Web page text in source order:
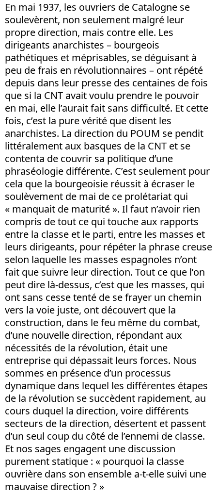
En mai 1937, les ouvriers de Catalogne se
soulevèrent, non seulement malgré leur
propre direction, mais contre elle. Les
dirigeants anarchistes – bourgeois
pathétiques et méprisables, se déguisant à
peu de frais en révolutionnaires – ont répété
depuis dans leur presse des centaines de fois
que si la CNT avait voulu prendre le pouvoir
en mai, elle l’aurait fait sans difficulté. Et cette
fois, c’est la pure vérité que disent les
anarchistes. La direction du POUM se pendit
littéralement aux basques de la CNT et se
contenta de couvrir sa politique d’une
phraséologie différente. C’est seulement pour
cela que la bourgeoisie réussit à écraser le
soulèvement de mai de ce prolétariat qui
« manquait de maturité ». Il faut n’avoir rien
compris de tout ce qui touche aux rapports
entre la classe et le parti, entre les masses et
leurs dirigeants, pour répéter la phrase creuse
selon laquelle les masses espagnoles n’ont
fait que suivre leur direction. Tout ce que l’on
peut dire là-dessus, c’est que les masses, qui
ont sans cesse tenté de se frayer un chemin
vers la voie juste, ont découvert que la
construction, dans le feu même du combat,
d’une nouvelle direction, répondant aux
nécessités de la révolution, était une
entreprise qui dépassait leurs forces. Nous
sommes en présence d’un processus
dynamique dans lequel les différentes étapes
de la révolution se succèdent rapidement, au
cours duquel la direction, voire différents
secteurs de la direction, désertent et passent
d’un seul coup du côté de l’ennemi de classe.
Et nos sages engagent une discussion
purement statique : « pourquoi la classe
ouvrière dans son ensemble a-t-elle suivi une
mauvaise direction ? »